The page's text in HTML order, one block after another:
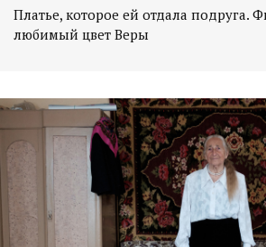
Платье, которое ей отдала подруга.
любимый цвет Веры